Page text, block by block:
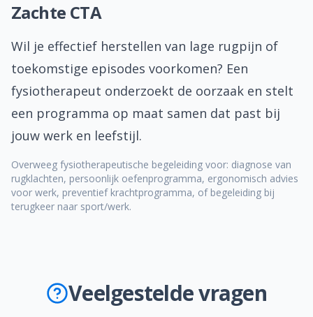
Zachte CTA
Wil je effectief herstellen van lage rugpijn of
toekomstige episodes voorkomen? Een
fysiotherapeut onderzoekt de oorzaak en stelt
een programma op maat samen dat past bij
jouw werk en leefstijl.
Overweeg fysiotherapeutische begeleiding voor: diagnose van
rugklachten, persoonlijk oefenprogramma, ergonomisch advies
voor werk, preventief krachtprogramma, of begeleiding bij
terugkeer naar sport/werk.
Veelgestelde vragen